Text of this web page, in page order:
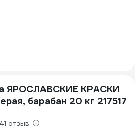
ЯРОСЛАВСКИЕ КРАСКИ
барабан 20 кг 217517
41 отзыв